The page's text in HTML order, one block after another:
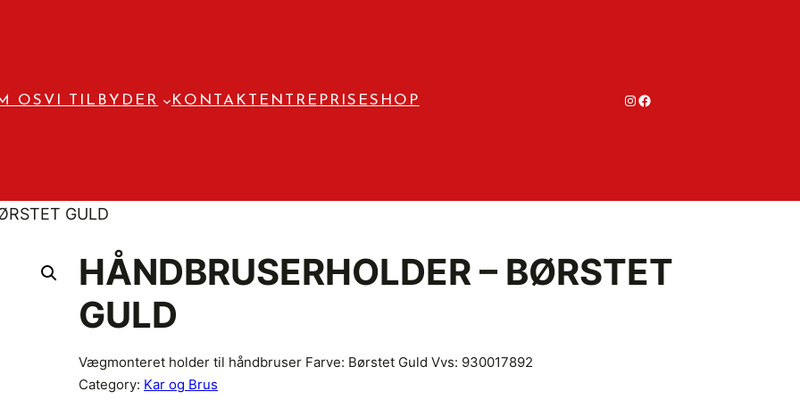
OS VI TILBYDER KONTAKT ENTREPRISESHOP # #
GULD
HÅNDBRUSERHOLDER – BØRSTET
GULD
Vægmonteret holder til håndbruser Farve: Børstet Guld Vvs: 930017892
Category: Kar og Brus